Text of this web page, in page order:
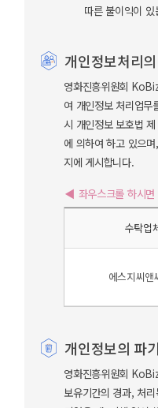
따른 불이익이
개인정보처리
영화진흥위원회
여 개인정보 처리업무
시 개인정보 보호법
에 의하여 하고 있으
지에 게시합니다.
수탁업
에스지씨앤
개인정보의 파
영화진흥위원회
보유기간의 경과, 처